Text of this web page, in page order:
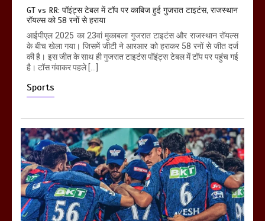
GT vs RR: पॉइंट्स टेबल में टॉप पर काबिज हुई गुजरात टाइटंस, राजस्थान
रॉयल्स को 58 रनों से हराया
आईपीएल 2025 का 23वां मुकाबला गुजरात टाइटंस और राजस्थान रॉयल्स
के बीच खेला गया। जिसमें जीटी ने आरआर को हराकर 58 रनों से जीत दर्ज
की है। इस जीत के साथ ही गुजरात टाइटंस पॉइंट्स टेबल में टॉप पर पहुंच गई
है। टॉस गंवाकर पहले […]
Sports